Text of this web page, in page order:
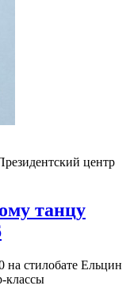
центр
танцу
на стилобате Ельцин
классы